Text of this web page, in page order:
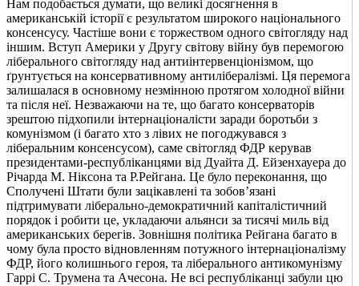
Нам подобається думати, що великі досягнення в
американській історії є результатом широкого національного
консенсусу. Частіше вони є торжеством одного світогляду над
іншим. Вступ Америки у Другу світову війну був перемогою
ліберального світогляду над антиінтервенціонізмом, що
ґрунтується на консервативному антилібералізмі. Ця перемога
залишалася в основному незмінною протягом холодної війни
та після неї. Незважаючи на те, що багато консерваторів
зрештою підхопили інтернаціоналісти заради боротьби з
комунізмом (і багато хто з лівих не погоджувався з
ліберальним консенсусом), саме світогляд ФДР керував
президентами-республіканцями від Дуайта Д. Ейзенхауера до
Річарда М. Ніксона та Р.Рейгана. Це було переконання, що
Сполучені Штати були зацікавлені та зобов’язані
підтримувати ліберально-демократичний капіталістичний
порядок і робити це, укладаючи альянси за тисячі миль від
американських берегів. Зовнішня політика Рейгана багато в
чому була просто відновленням потужного інтернаціоналізму
ФДР, його колишнього героя, та ліберального антикомунізму
Гаррі С. Трумена та Ачесона. Не всі республіканці забули цю